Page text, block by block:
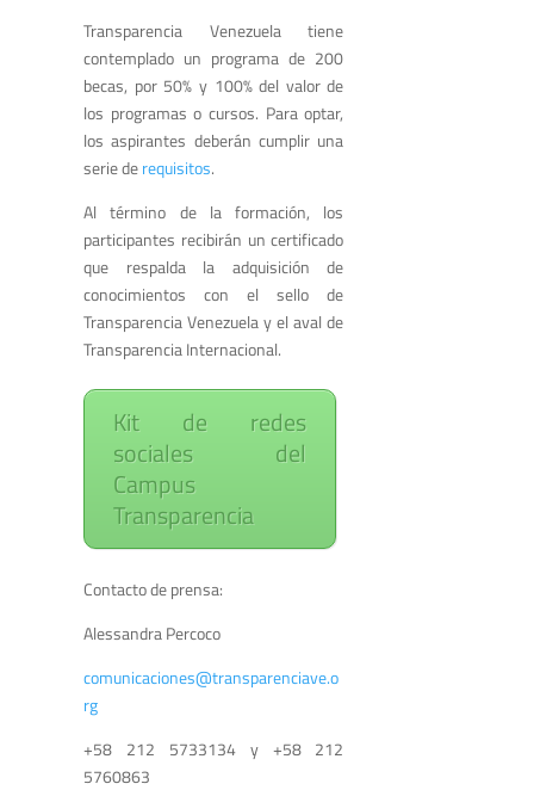
Transparencia Venezuela tiene
contemplado un programa de 200
becas, por 50% y 100% del valor de
los programas o cursos. Para optar,
los aspirantes deberán cumplir una
serie derequisitos.
Al término de la formación, los
participantes recibirán un certificado
que respalda la adquisición de
conocimientos con el sello de
Transparencia Venezuela y el aval de
Transparencia Internacional.
Kit de redes
sociales del
Campus
Transparencia
Contacto de prensa:
Alessandra Percoco
comunicaciones@transparenciave.o
rg
+58 212 5733134 y +58 212
5760863